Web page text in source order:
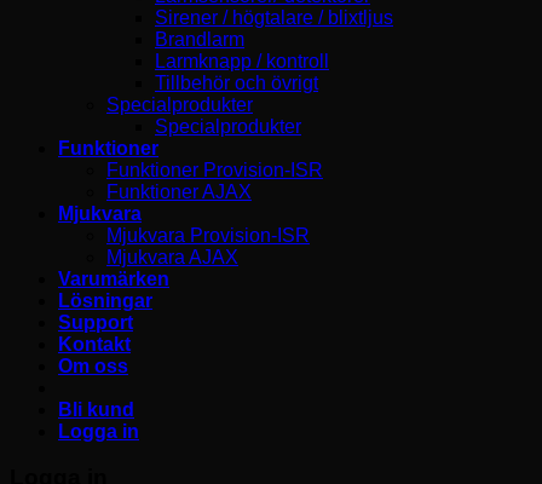
Sirener / högtalare / blixtljus
Brandlarm
Larmknapp / kontroll
Tillbehör och övrigt
Specialprodukter
Specialprodukter
Funktioner
Funktioner Provision-ISR
Funktioner AJAX
Mjukvara
Mjukvara Provision-ISR
Mjukvara AJAX
Varumärken
Lösningar
Support
Kontakt
Om oss
Bli kund
Logga in